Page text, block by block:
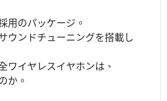
用のパッケージ。
ウンドチューニングを搭載し
ワイヤレスイヤホンは、
か。